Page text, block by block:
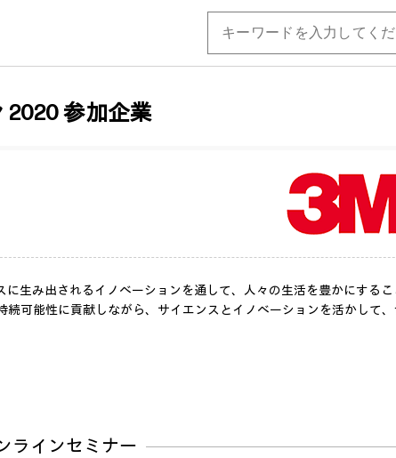
2020 参加企業
生み出されるイノベーションを通して、人々の生活を豊かにするこ
可能性に貢献しながら、サイエンスとイノベーションを活かして
ラインセミナー